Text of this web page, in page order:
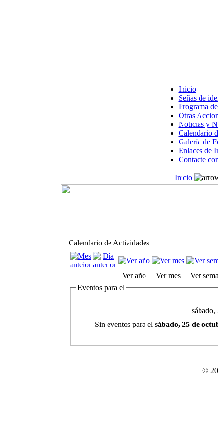
Inicio
Señas de
Programa
Otras
Noticias y
Calendario
Galería de
Enlaces de
Contacte
Inicio
Calendario de Actividades
Ver año Ver mes
Ver
Eventos para el
sábado,
Sin eventos para el sábado, 25 de
©